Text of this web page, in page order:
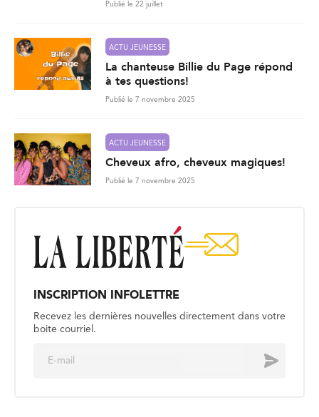
Publié le 22 juillet
ACTU JEUNESSE
La chanteuse Billie du Page répond
à tes questions!
Publié le 7 novembre 2025
ACTU JEUNESSE
Cheveux afro, cheveux magiques!
Publié le 7 novembre 2025
INSCRIPTION INFOLETTRE
Recevez les dernières nouvelles directement dans votre
boite courriel.
Envoyer